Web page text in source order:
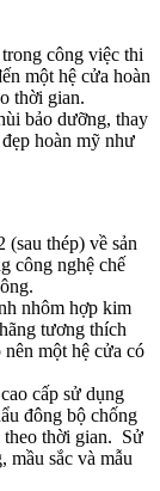
công việc thi
một hệ cửa hoàn
thời gian.
bảo dưỡng, thay
hoàn mỹ như
thép) về sản
công nghệ chế
nhôm hợp kim
tương thích
một hệ cửa có
cấp sử dụng
đông bộ chống
theo thời gian. Sử
mầu sắc và mẫu